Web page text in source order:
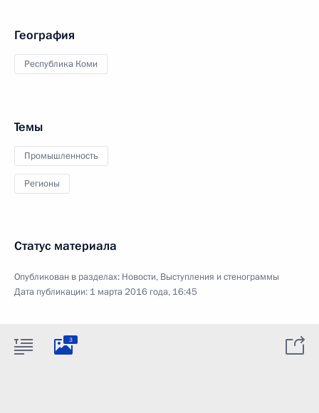
География
Республика Коми
Темы
Промышленность
Регионы
Статус материала
Опубликован в разделах: Новости, Выступления и стенограммы
Дата публикации: 1 марта 2016 года, 16:45
3